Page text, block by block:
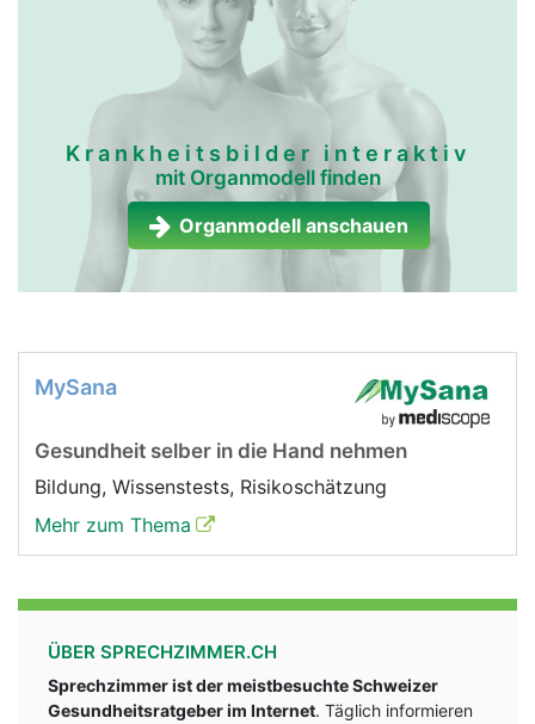
Krankheitsbilder interaktiv
mit Organmodell finden
Organmodell anschauen
MySana
Gesundheit selber in die Hand nehmen
Bildung, Wissenstests, Risikoschätzung
Mehr zum Thema
ÜBER SPRECHZIMMER.CH
Sprechzimmer ist der meistbesuchte Schweizer
Gesundheitsratgeber im Internet. Täglich informieren